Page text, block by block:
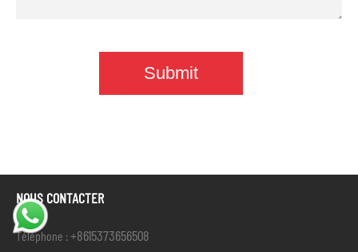
NOUS CONTACTER
Téléphone :+8615373656508